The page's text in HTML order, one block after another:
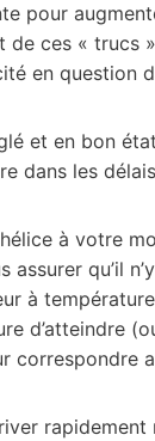
pour
ces « trucs
en question
et en bon
dans les
à votre
assurer qu’il
à
d’atteindre
correspondre